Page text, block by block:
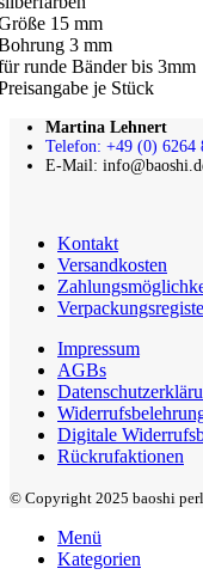
15 mm
3 mm
runde Bänder bis 3mm
je Stück
Martina Lehnert
Telefon: +49 (0) 6264
E-Mail:
Kontakt
Versandkosten
Impressum
AGBs
Digitale
Rückrufaktionen
© Copyright 2025 baoshi
Menü
Kategorien